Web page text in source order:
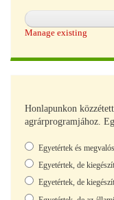
Manage existing
Honlapunkon
agrárprogramjához.
Választások
Egyetértek és
Egyetértek, de
Egyetértek, de